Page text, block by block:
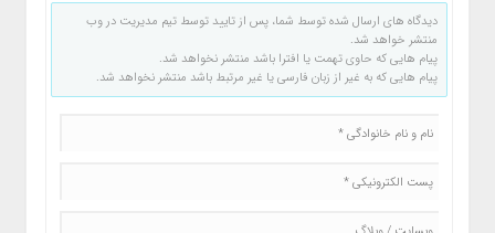
دیدگاه های ارسال شده توسط شما، پس از تایید توسط تیم مدیریت در وب
منتشر خواهد شد.
پیام هایی که حاوی تهمت یا افترا باشد منتشر نخواهد شد.
پیام هایی که به غیر از زبان فارسی یا غیر مرتبط باشد منتشر نخواهد شد.